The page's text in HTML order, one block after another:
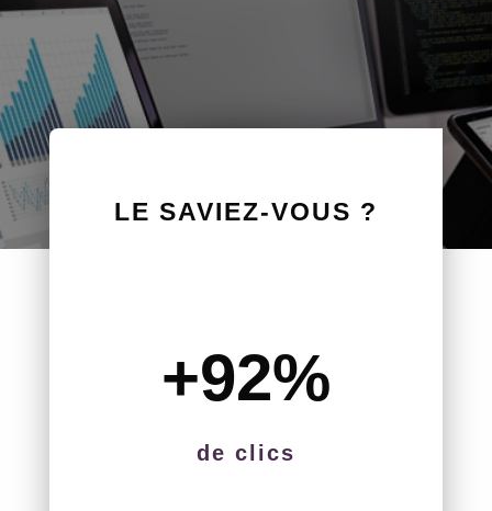
LE SAVIEZ-VOUS ?
+92%
de clics